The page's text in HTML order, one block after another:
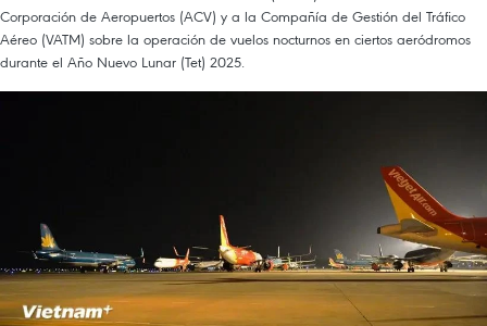
Corporación de Aeropuertos (ACV) y a la Compañía de Gestión del Tráfico
Aéreo (VATM) sobre la operación de vuelos nocturnos en ciertos aeródromos
durante el Año Nuevo Lunar (Tet) 2025.